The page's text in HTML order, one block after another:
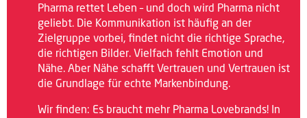
Pharma rettet Leben – und doch wird Pharma nicht
geliebt. Die Kommunikation ist häufig an der
Zielgruppe vorbei, findet nicht die richtige Sprache,
die richtigen Bilder. Vielfach fehlt Emotion und
Nähe. Aber Nähe schafft Vertrauen und Vertrauen ist
die Grundlage für echte Markenbindung.
Wir finden: Es braucht mehr Pharma Lovebrands! In